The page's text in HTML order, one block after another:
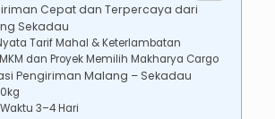
Cepat dan Terpercaya dari
Sekadau
Tarif Mahal & Keterlambatan
dan Proyek Memilih Makharya Cargo
Pengiriman Malang – Sekadau
3–4 Hari